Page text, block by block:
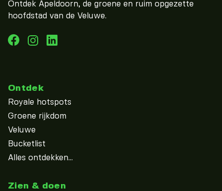
Ontdek Apeldoorn, de groene en ruim opgezette
hoofdstad van de Veluwe.
Ontdek
Royale hotspots
Groene rijkdom
Veluwe
Bucketlist
Alles ontdekken...
Zien & doen